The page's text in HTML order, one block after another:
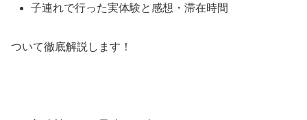
子連れで行った実体験と感想・滞在時間
ついて徹底解説します！